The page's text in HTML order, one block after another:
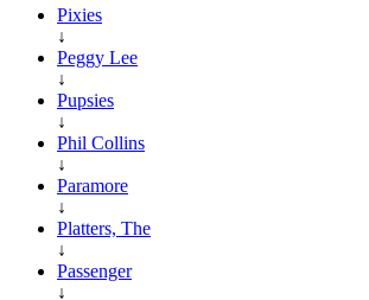
Pixies
↓
Peggy Lee
↓
Pupsies
↓
Phil Collins
↓
Paramore
↓
Platters, The
↓
Passenger
↓